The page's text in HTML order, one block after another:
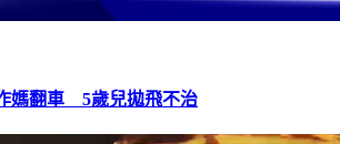
媽翻車 5歲兒拋飛不治